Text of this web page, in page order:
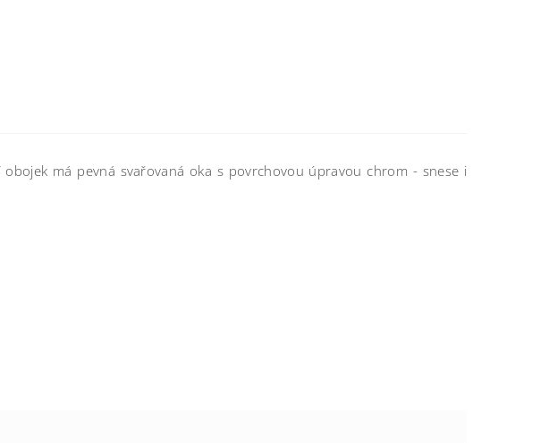
má pevná svařovaná oka s povrchovou úpravou chrom - snese i